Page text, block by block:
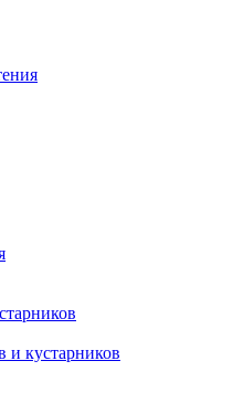
и кустарников